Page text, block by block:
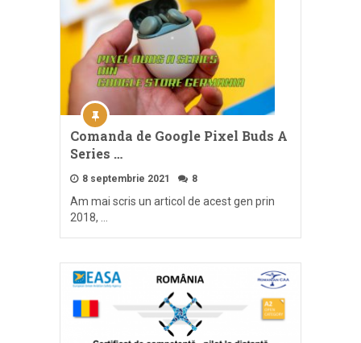
Comanda de Google Pixel Buds A
Series …
8 septembrie 2021 8
Am mai scris un articol de acest gen prin
2018, …